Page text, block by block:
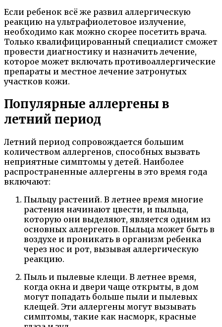
Если ребенок всё же развил аллергическую
реакцию на ультрафиолетовое излучение,
необходимо как можно скорее посетить врача.
Только квалифицированный специалист сможет
провести диагностику и назначить лечение,
которое может включать противоаллергические
препараты и местное лечение затронутых
участков кожи.
Популярные аллергены в
летний период
Летний период сопровождается большим
количеством аллергенов, способных вызвать
неприятные симптомы у детей. Наиболее
распространенные аллергены в это время года
включают:
Пыльцу растений. В летнее время многие
растения начинают цвести, и пыльца,
которую они выделяют, является одним из
основных аллергенов. Пыльца может быть в
воздухе и проникать в организм ребенка
через нос и рот, вызывая аллергическую
реакцию.
Пыль и пылевые клещи. В летнее время,
когда окна и двери чаще открыты, в дом
могут попадать больше пыли и пылевых
клещей. Эти аллергены могут вызывать
симптомы, такие как насморк, красные